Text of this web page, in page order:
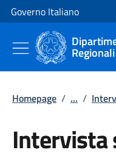
Vai al contenuto
Vai alla navigazione del sito
Governo Italiano
Homepage / ... /
Intervista